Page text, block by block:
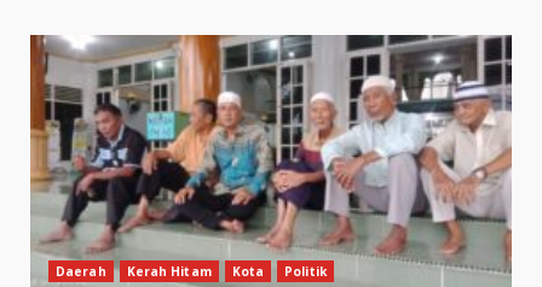
Daerah Kerah Hitam Kota Politik